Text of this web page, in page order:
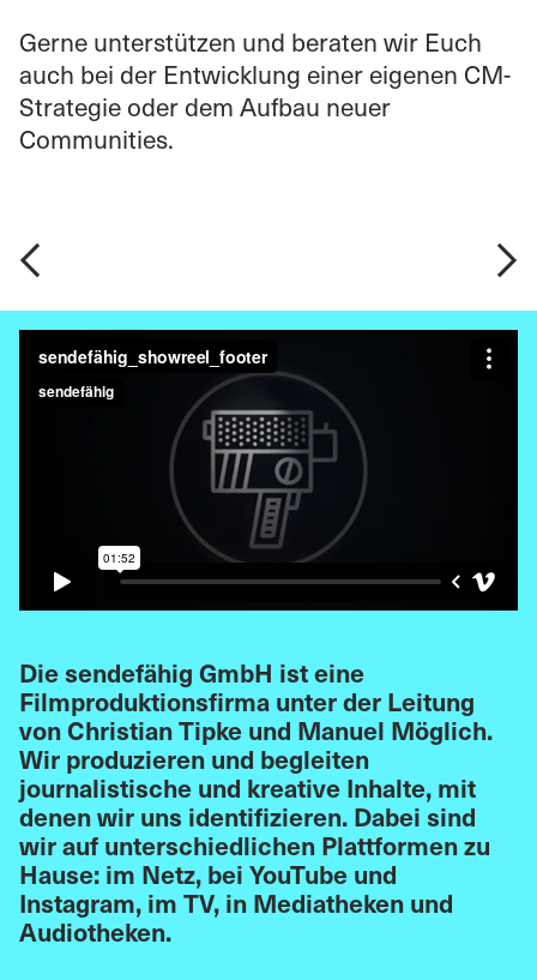
Gerne unterstützen und beraten wir Euch
auch bei der Entwicklung einer eigenen CM-
Strategie oder dem Aufbau neuer
Communities.
Die sendefähig GmbH ist eine
Filmproduktionsfirma unter der Leitung
von Christian Tipke und Manuel Möglich.
Wir produzieren und begleiten
journalistische und kreative Inhalte, mit
denen wir uns identifizieren. Dabei sind
wir auf unterschiedlichen Plattformen zu
Hause: im Netz, bei YouTube und
Instagram, im TV, in Mediatheken und
Audiotheken.